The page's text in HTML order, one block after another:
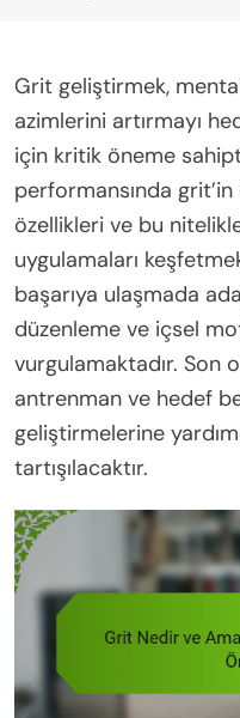
Grit geliştirmek,
azimlerini artırmayı
için kritik öneme
performansında grit’in
özellikleri ve bu
uygulamaları
başarıya ulaşmada
düzenleme ve içsel
vurgulamaktadır. Son
antrenman ve hedef
geliştirmelerine
tartışılacaktır.